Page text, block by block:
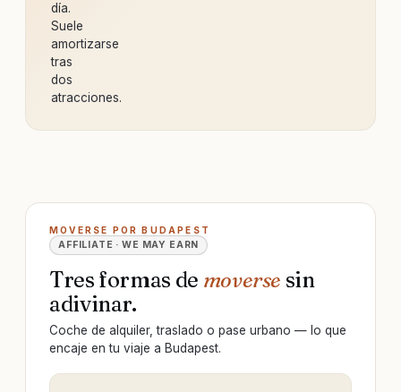
día.
Suele
amortizarse
tras
dos
atracciones.
MOVERSE POR BUDAPEST
AFFILIATE · WE MAY EARN
Tres formas de moverse sin
adivinar.
Coche de alquiler, traslado o pase urbano — lo que
encaje en tu viaje a Budapest.